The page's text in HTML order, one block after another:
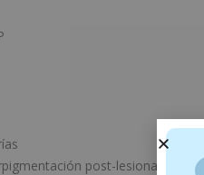
post-lesional